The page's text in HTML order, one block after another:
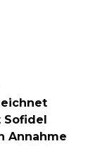
Sofidel
Annahme